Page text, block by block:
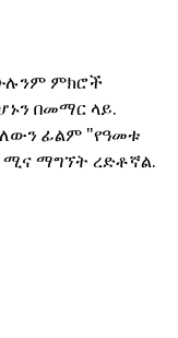
ምክሮች
በመማር ላይ.
ፊልም "የዓመቱ
ሚና ማግኘት ረድቶኛል.